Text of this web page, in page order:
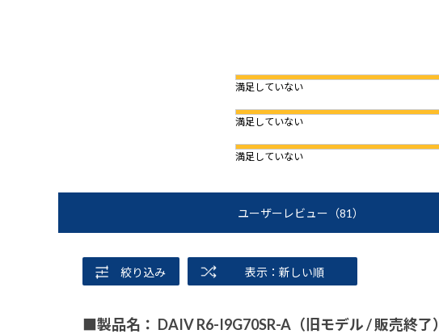
満足していない
満足していない
満足していない
ユーザーレビュー （81）
絞り込み 表示：新しい順
■製品名： DAIV R6-I9G70SR-A（旧モデル / 販売終了）